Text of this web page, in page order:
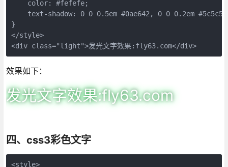
    color: #fefefe;
text-shadow: 0 0 0.5em #0ae642, 0 0 0.2em
}
</style>
<div class="light">发光文字效果:fly63.com</div>
效果如下：
发光文字效果:fly63.com
四、css3彩色文字
<style>